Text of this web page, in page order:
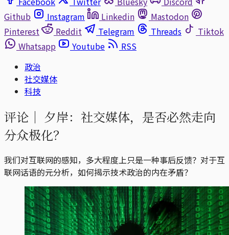
Github
Instagram Linkedin
Mastodon
Pinterest
Reddit Telegram Threads
Tiktok
Whatsapp
Youtube
RSS
政治
社交媒体
科技
评论｜ 夕岸：社交媒体，是否必然走向
分众极化？
我们对互联网的感知，多大程度上只是一种事后反馈？对于互
联网话语的元分析，如何揭示技术政治的内在矛盾？